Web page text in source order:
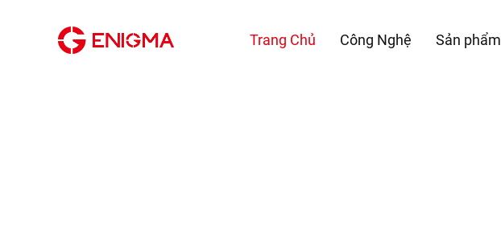
Trang Chủ Công Nghệ Sản phẩm